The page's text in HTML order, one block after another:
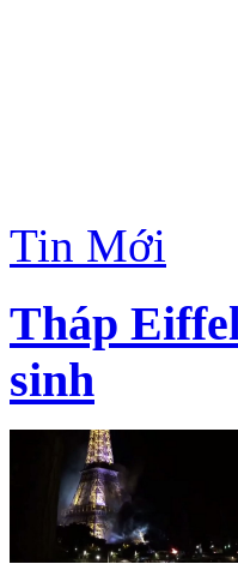
Tin Mới
Tháp
sinh